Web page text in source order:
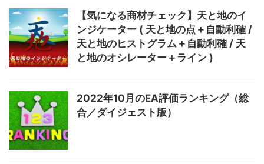
【気になる商材チェック】天と地のイ
ンジケーター ( 天と地の点＋自動利確 /
天と地のヒストグラム＋自動利確 / 天
と地のオシレーター＋ライン )
2022年10月のEA評価ランキング（総
合／ダイジェスト版）